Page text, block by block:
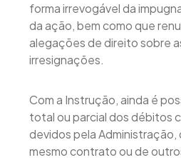
forma irrevogável da
da ação, bem como que
alegações de direito sobre
irresignações.
Com a Instrução, ainda é
total ou parcial dos débitos
devidos pela
mesmo contrato ou de